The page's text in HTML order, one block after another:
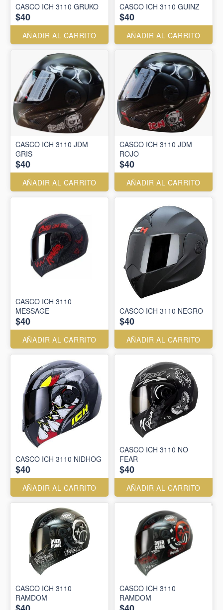
CASCO ICH 3110 GRUKO
$40
AÑADIR AL CARRITO
CASCO ICH 3110 GUINZ
$40
AÑADIR AL CARRITO
CASCO ICH 3110 JDM
GRIS
$40
AÑADIR AL CARRITO
CASCO ICH 3110 JDM
ROJO
$40
AÑADIR AL CARRITO
CASCO ICH 3110
MESSAGE
$40
AÑADIR AL CARRITO
CASCO ICH 3110 NEGRO
$40
AÑADIR AL CARRITO
CASCO ICH 3110 NIDHOG
$40
AÑADIR AL CARRITO
CASCO ICH 3110 NO
FEAR
$40
AÑADIR AL CARRITO
CASCO ICH 3110
RAMDOM
CASCO ICH 3110
RAMDOM